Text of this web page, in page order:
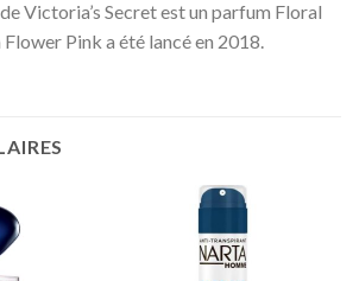
Victoria’s Secret est un parfum Floral
Pink a été lancé en 2018.